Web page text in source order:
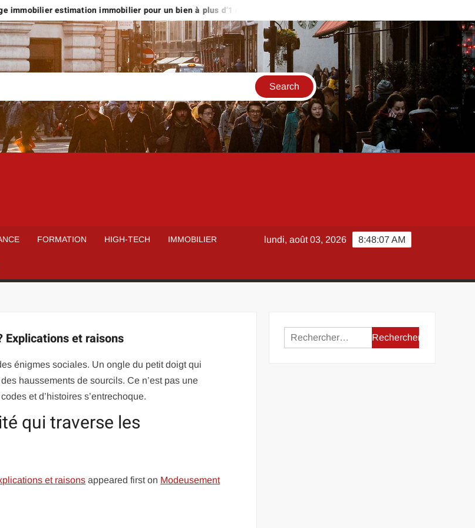
estimation immobilier pour un bien à plus d’1 million d’euros ?
FORMATION HIGH-TECH IMMOBILIER 8:48:07 AM
lundi, août 03, 2026
Explications et raisons
énigmes sociales. Un ongle du petit doigt qui
haussements de sourcils. Ce n’est pas une
et d’histoires s’entrechoque.
qui traverse les
et raisons appeared first on Modeusement
Rechercher :